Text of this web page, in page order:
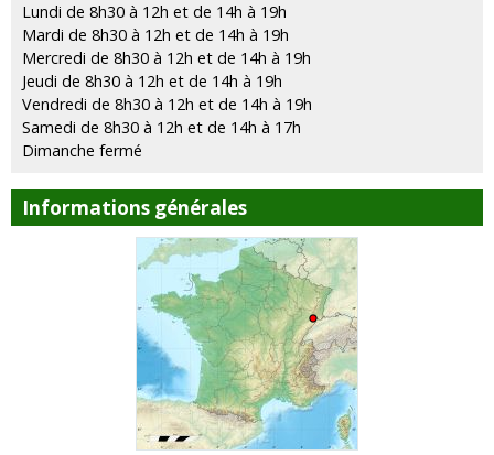
Lundi de 8h30 à 12h et de 14h à 19h
Mardi de 8h30 à 12h et de 14h à 19h
Mercredi de 8h30 à 12h et de 14h à 19h
Jeudi de 8h30 à 12h et de 14h à 19h
Vendredi de 8h30 à 12h et de 14h à 19h
Samedi de 8h30 à 12h et de 14h à 17h
Dimanche fermé
Informations générales